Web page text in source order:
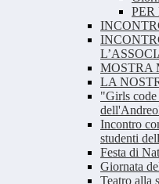
MOSTRA
LA
"Girls code
Incontro
studenti
Festa di
Giornata
Teatro alla